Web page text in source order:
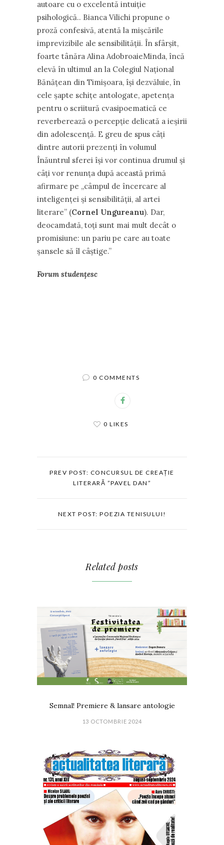
autoare cu o excelentă intuiție
psihologică.. Bianca Vilichi propune o
proză confesivă, atentă la mișcările
imprevizibile ale sensibilității. În sfârșit,
foarte tânăra Alina AdobroaieMinda, încă
elevă în ultimul an la Colegiul Național
Bănățean din Timișoara, își dezvăluie, în
cele șapte schițe antologate, apetența
pentru o scriitură cvasipoematică ce
reverberează o percepție delicată a ieșirii
din adolescență. E greu de spus câți
dintre autorii prezenți în volumul
Înăuntrul sferei își vor continua drumul și
câți vor renunța după această primă
afirmare pe „câmpul de încercare al
inteligenței și sensibilității, al artei
literare” (Cornel Ungureanu). Dar,
deocamdată, toți sunt mai mult decât o
promisiune: un pariu pe care au toate
șansele să îl câștige.”
Forum studențesc
0 COMMENTS
0 LIKES
PREV POST: CONCURSUL DE CREAȚIE
LITERARĂ ”PAVEL DAN”
NEXT POST: POEZIA TENISULUI!
Related posts
Semnal! Premiere & lansare antologie
13 OCTOMBRIE 2024